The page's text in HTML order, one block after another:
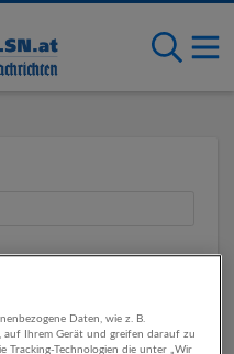
Daten, wie z. B.
auf Ihrem Gerät und greifen darauf zu
Tracking-Technologien die unter „Wir